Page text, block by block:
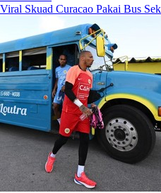
Viral Skuad Curacao Pakai Bus